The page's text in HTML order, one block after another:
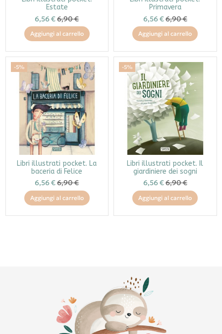
Estate
6,56 €6,90 €
Aggiungi al carrello
Primavera
6,56 €6,90 €
Aggiungi al carrello
-5%
Libri illustrati pocket. La
baceria di Felice
6,56 €6,90 €
Aggiungi al carrello
-5%
Libri illustrati pocket. Il
giardiniere dei sogni
6,56 €6,90 €
Aggiungi al carrello